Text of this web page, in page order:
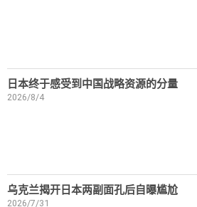
日本终于感受到中国战略资源的分量
2026/8/4
乌克兰揭开日本两副面孔后自曝尴尬
2026/7/31